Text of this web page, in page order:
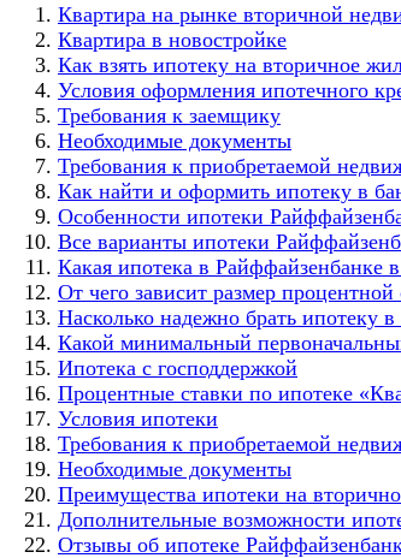
Квартира на рынке вторичной
Квартира в новостройке
Как взять ипотеку на вторичное
Условия оформления ипотечного
Требования к заемщику
Необходимые документы
Требования к приобретаемой
Как найти и оформить ипотеку в
Особенности ипотеки
Все варианты ипотеки
Какая ипотека в Райффайзенбанке
От чего зависит размер процентной
Насколько надежно брать ипотеку
Какой минимальный
Ипотека с господдержкой
Процентные ставки по ипотеке
Условия ипотеки
Требования к приобретаемой
Необходимые документы
Преимущества ипотеки на
Дополнительные возможности
Отзывы об ипотеке